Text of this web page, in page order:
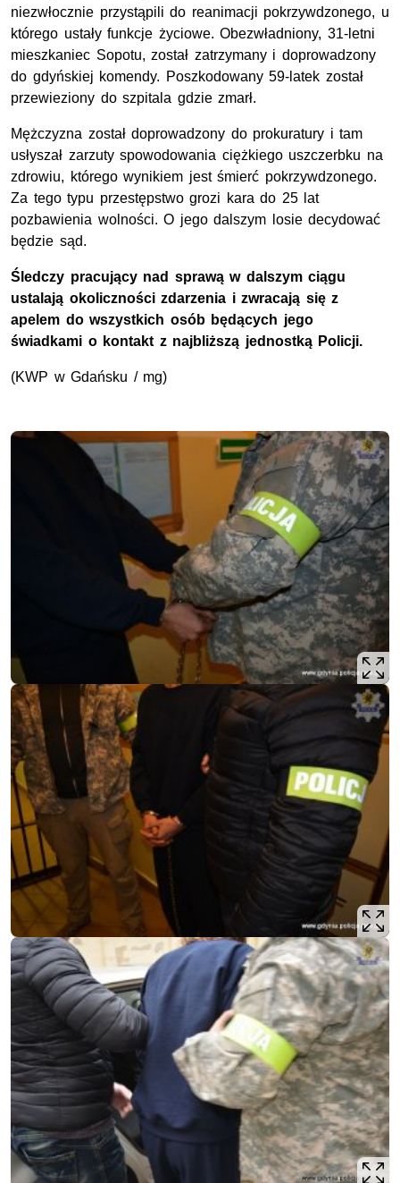
niezwłocznie przystąpili do reanimacji pokrzywdzonego, u
którego ustały funkcje życiowe. Obezwładniony, 31-letni
mieszkaniec Sopotu, został zatrzymany i doprowadzony
do gdyńskiej komendy. Poszkodowany 59-latek został
przewieziony do szpitala gdzie zmarł.
Mężczyzna został doprowadzony do prokuratury i tam
usłyszał zarzuty spowodowania ciężkiego uszczerbku na
zdrowiu, którego wynikiem jest śmierć pokrzywdzonego.
Za tego typu przestępstwo grozi kara do 25 lat
pozbawienia wolności. O jego dalszym losie decydować
będzie sąd.
Śledczy pracujący nad sprawą w dalszym ciągu
ustalają okoliczności zdarzenia i zwracają się z
apelem do wszystkich osób będących jego
świadkami o kontakt z najbliższą jednostką Policji.
(KWP w Gdańsku / mg)